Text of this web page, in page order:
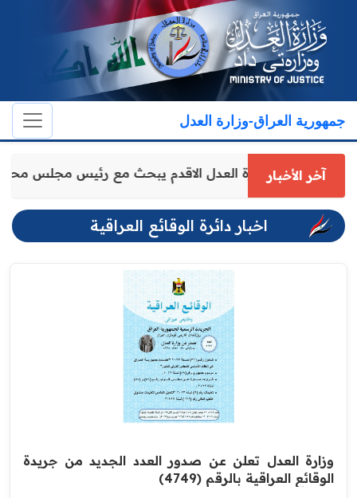
جمهورية العراق-وزارة العدل
آخر الأخباروكيل وزارة العدل الاقدم يبحث مع رئيس مجلس
اخبار دائرة الوقائع العراقية
وزارة العدل تعلن عن صدور العدد الجديد من جريدة
الوقائع العراقية بالرقم (4749)